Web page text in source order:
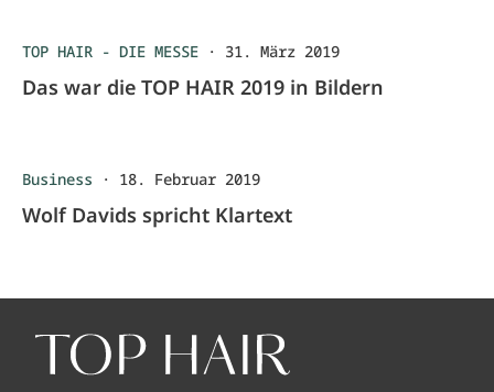
TOP HAIR - DIE MESSE · 31. März 2019
Das war die TOP HAIR 2019 in Bildern
Business · 18. Februar 2019
Wolf Davids spricht Klartext